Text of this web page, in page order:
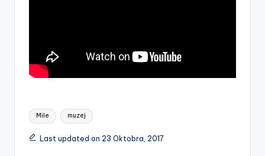
Tags:
Mile muzej
Last updated on 23 Oktobra, 2017